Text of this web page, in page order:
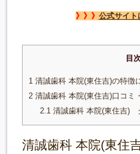
》》》 公式サイト
目
1 清誠歯科 本院(東住吉)の特徴
2 清誠歯科 本院(東住吉)口コミ
2.1 清誠歯科 本院(東住吉)
清誠歯科 本院(東住